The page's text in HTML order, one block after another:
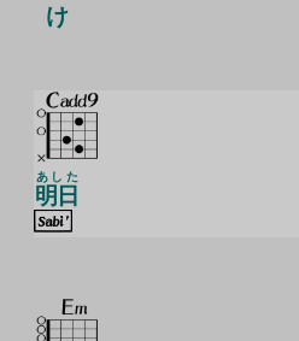
け
明日
あした